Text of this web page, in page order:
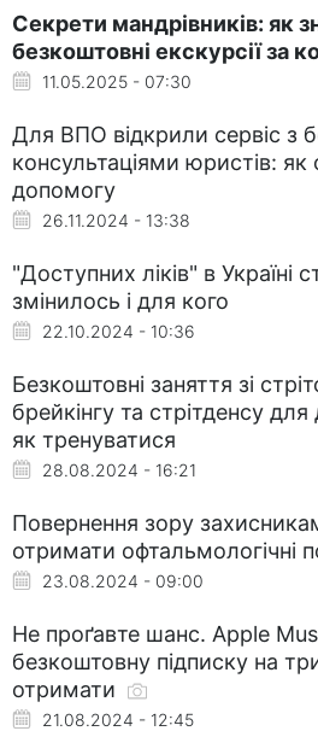
Секрети мандрівників: як
безкоштовні екскурсії за
11.05.2025 - 07:30
Для ВПО відкрили сервіс з
консультаціями юристів:
допомогу
26.11.2024 - 13:38
"Доступних ліків" в Україні
змінилось і для кого
22.10.2024 - 10:36
Безкоштовні заняття зі
брейкінгу та стрітденсу для
як тренуватися
28.08.2024 - 16:21
Повернення зору
отримати офтальмологічні
23.08.2024 - 09:00
Не проґавте шанс. Apple
безкоштовну підписку на
отримати
21.08.2024 - 12:45